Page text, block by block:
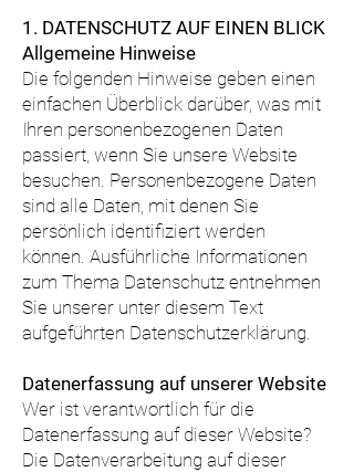
DATENSCHUTZ
1. DATENSCHUTZ AUF EINEN BLICK
Allgemeine Hinweise
Die folgenden Hinweise geben einen
einfachen Überblick darüber, was mit
Ihren personenbezogenen Daten
passiert, wenn Sie unsere Website
besuchen. Personenbezogene Daten
sind alle Daten, mit denen Sie
persönlich identifiziert werden
können. Ausführliche Informationen
zum Thema Datenschutz entnehmen
Sie unserer unter diesem Text
aufgeführten Datenschutzerklärung.
Datenerfassung auf unserer Website
Wer ist verantwortlich für die
Datenerfassung auf dieser Website?
Die Datenverarbeitung auf dieser